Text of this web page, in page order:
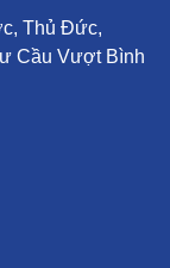
Thủ Đức,
Cầu Vượt Bình